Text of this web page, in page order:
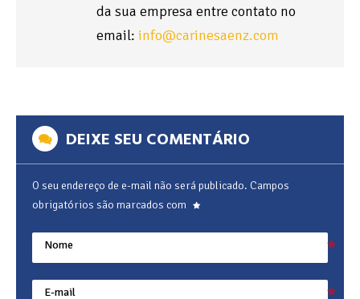
da sua empresa entre contato no
email: info@carinesaenz.com
DEIXE SEU COMENTÁRIO
O seu endereço de e-mail não será publicado. Campos
obrigatórios são marcados com
Nome
E-mail